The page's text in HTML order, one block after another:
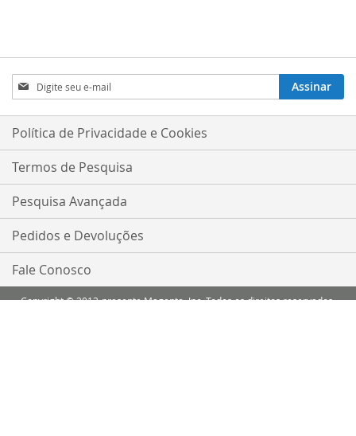
Inscreva-
se
na
nossa
Assinar
Política de Privacidade e Cookies
Termos de Pesquisa
Pesquisa Avançada
Pedidos e Devoluções
Fale Conosco
Copyright © 2013-presente Magento, Inc. Todos os direitos reservados.